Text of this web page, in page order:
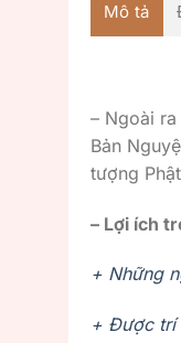
Mô tả
– Ngoài
Bản
tượng
– Lợi ích
+ Những
+ Được trí